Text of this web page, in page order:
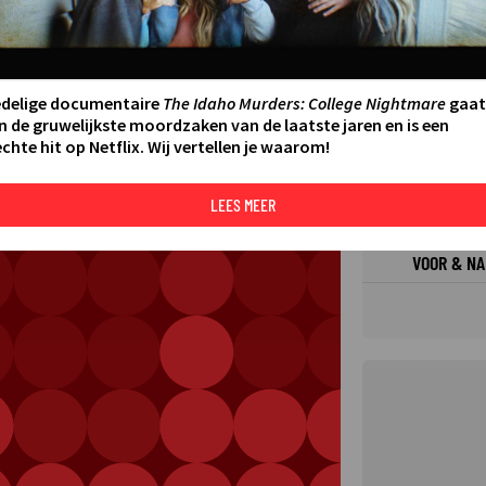
AAN AGENDA DELEN
FILMS
DE
VOOR &
documentaire The Idaho Murders: College Nightmaregaat
de gruwelijkste moordzaken van de laatste jaren en is een
hit op Netflix. Wij vertellen je waarom!
LEES MEER